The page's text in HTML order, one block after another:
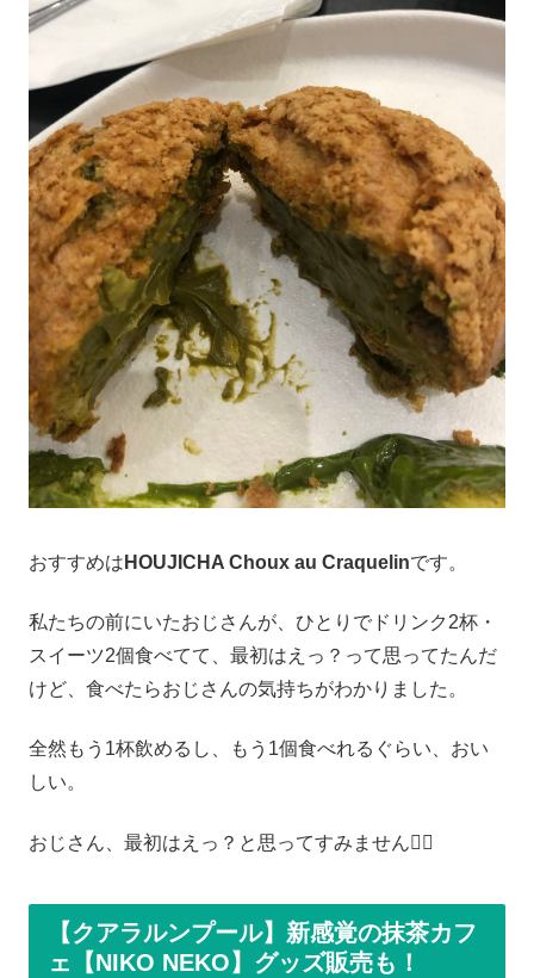
おすすめは HOUJICHA Choux au Craquelinです。
私たちの前にいたおじさんが、ひとりでドリンク2杯・
スイーツ2個食べてて、最初はえっ？って思ってたんだ
けど、食べたらおじさんの気持ちがわかりました。
全然もう1杯飲めるし、もう1個食べれるぐらい、おい
しい。
おじさん、最初はえっ？と思ってすみません🙇‍♂️
【クアラルンプール】新感覚の抹茶カフ
ェ【NIKO NEKO】グッズ販売も！